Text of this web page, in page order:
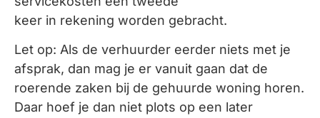
keer in rekening worden gebracht.
Let op: Als de verhuurder eerder niets met je
afsprak, dan mag je er vanuit gaan dat de
roerende zaken bij de gehuurde woning horen.
Daar hoef je dan niet plots op een later